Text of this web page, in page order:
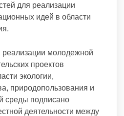
для реализации
идей в области
реализации молодежной
проектов
экологии,
природопользования и
среды подписано
деятельности между